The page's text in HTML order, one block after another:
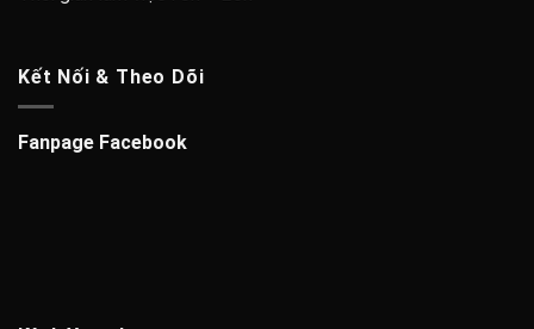
Kết Nối & Theo Dõi
Fanpage Facebook